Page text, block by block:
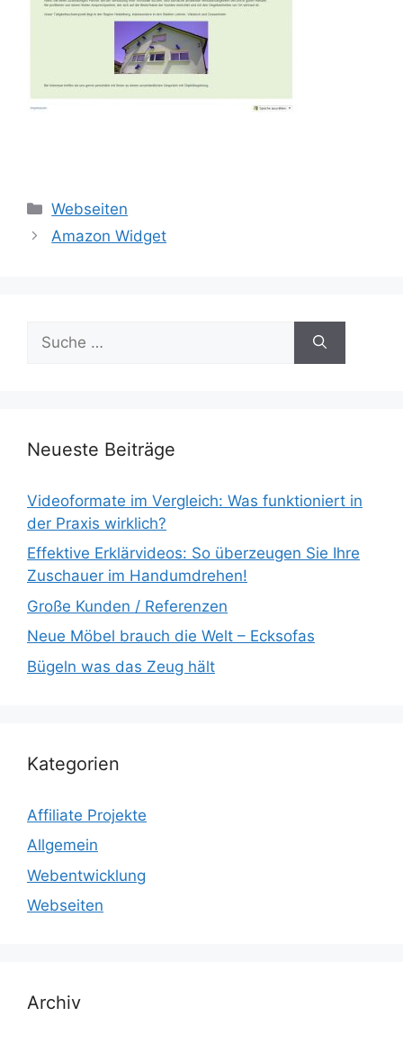
Kategorien
Webseiten
Amazon Widget
nach:
Neueste Beiträge
Videoformate im Vergleich: Was funktioniert in
der Praxis wirklich?
Effektive Erklärvideos: So überzeugen Sie Ihre
Zuschauer im Handumdrehen!
Große Kunden / Referenzen
Neue Möbel brauch die Welt – Ecksofas
Bügeln was das Zeug hält
Kategorien
Affiliate Projekte
Allgemein
Webentwicklung
Webseiten
Archiv